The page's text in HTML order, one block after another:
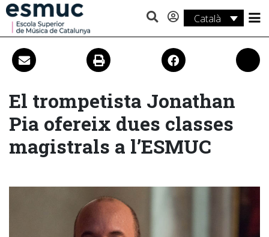
Català
Estudis
Recerca
Activitats
El trompetista Jonathan
Pia ofereix dues classes
magistrals a l’ESMUC